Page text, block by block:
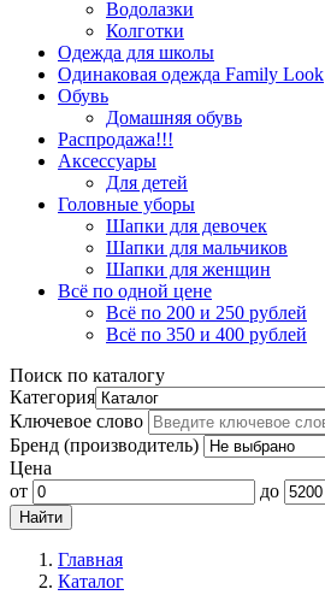
Водолазки
Колготки
Одежда для школы
Одинаковая одежда Family Look
Обувь
Домашняя обувь
Распродажа!!!
Аксессуары
Для детей
Головные уборы
Шапки для девочек
Шапки для мальчиков
Шапки для женщин
Всё по одной цене
Всё по 200 и 250 рублей
Всё по 350 и 400 рублей
Поиск по каталогу
Категория
Ключевое слово
Бренд (производитель)
Цена
от
до
Главная
Каталог